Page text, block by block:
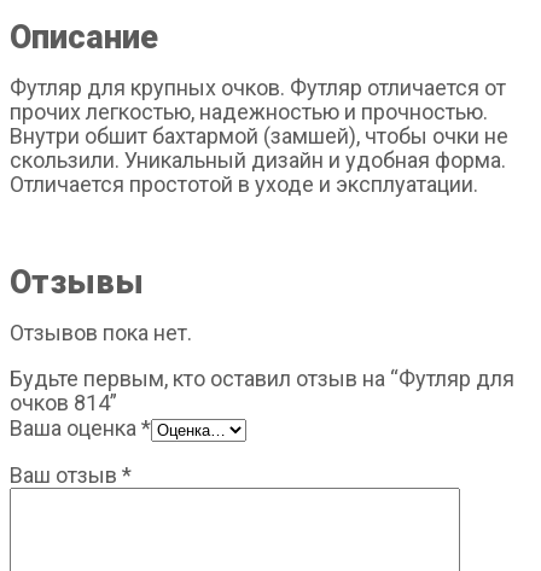
Описание
Футляр для крупных очков. Футляр отличается от
прочих легкостью, надежностью и прочностью.
Внутри обшит бахтармой (замшей), чтобы очки не
скользили. Уникальный дизайн и удобная форма.
Отличается простотой в уходе и эксплуатации.
Отзывы
Отзывов пока нет.
Будьте первым, кто оставил отзыв на “Футляр для
очков 814”
Ваша оценка*
Ваш отзыв *